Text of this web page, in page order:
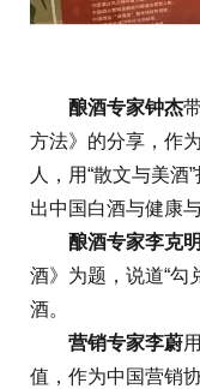
酿酒专家钟杰
方法》的分享，作
人，用“散文与美酒
出中国白酒与健康
酿酒专家李克明
酒》为题，说道“勾
酒。
营销专家李蔚
值，作为中国营销